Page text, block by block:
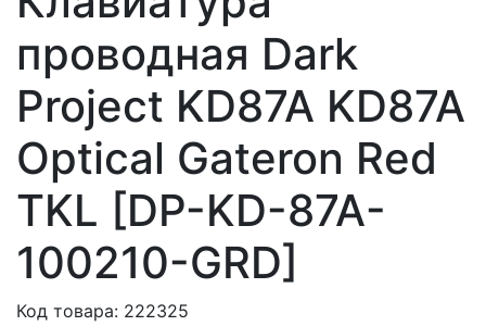
проводная Dark
Project KD87A KD87A
Optical Gateron Red
TKL [DP-KD-87A-
100210-GRD]
Код товара: 222325